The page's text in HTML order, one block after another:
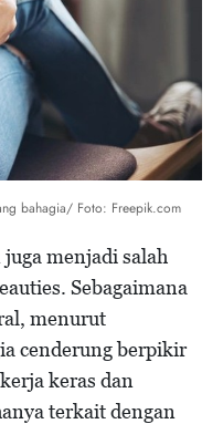
bahagia/ Foto: Freepik.com
menjadi salah
Sebagaimana
menurut
cenderung berpikir
keras dan
terkait dengan